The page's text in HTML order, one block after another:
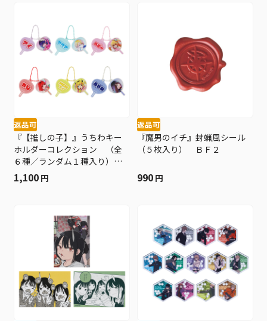
返品可
『【推しの子】』うちわキー
ホルダーコレクション （全
６種／ランダム１種入り）
ＢＤ４
1,100 円
返品可
『魔男のイチ』封蝋風シール
（５枚入り） ＢＦ２
990 円